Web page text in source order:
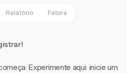
Relatório Fatura
Experimente aqui: inicie um